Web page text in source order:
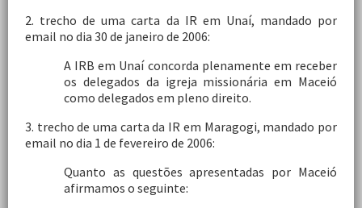
2. trecho de uma carta da IR em Unaí, mandado por
email no dia 30 de janeiro de 2006:
A IRB em Unaí concorda plenamente em receber
os delegados da igreja missionária em Maceió
como delegados em pleno direito.
3. trecho de uma carta da IR em Maragogi, mandado por
email no dia 1 de fevereiro de 2006:
Quanto as questões apresentadas por Maceió
afirmamos o seguinte: